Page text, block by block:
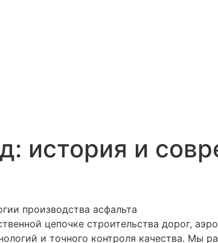
история и
цепочке строительства дорог,
и точного контроля качества. Мы